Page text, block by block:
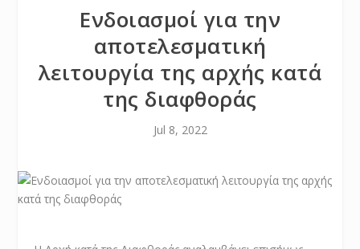
Ενδοιασμοί για την
αποτελεσματική
λειτουργία της αρχής κατά
της διαφθοράς
Jul 8, 2022